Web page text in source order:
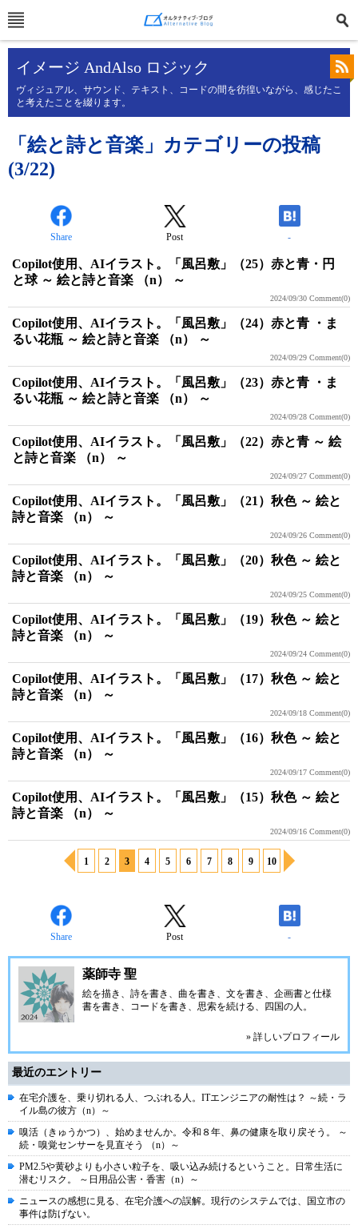
イメージ AndAlso ロジック
ヴィジュアル、サウンド、テキスト、コードの間を彷徨いながら、感じたこ
と考えたことを綴ります。
「絵と詩と音楽」カテゴリーの投稿
(3/22)
Share Post -
Copilot使用、AIイラスト。「風呂敷」（25）赤と青・円
と球 ～ 絵と詩と音楽 （n） ～
2024/09/30 Comment(0)
Copilot使用、AIイラスト。「風呂敷」（24）赤と青 ・ま
るい花瓶 ～ 絵と詩と音楽 （n） ～
2024/09/29 Comment(0)
Copilot使用、AIイラスト。「風呂敷」（23）赤と青 ・ま
るい花瓶 ～ 絵と詩と音楽 （n） ～
2024/09/28 Comment(0)
Copilot使用、AIイラスト。「風呂敷」（22）赤と青 ～ 絵
と詩と音楽 （n） ～
2024/09/27 Comment(0)
Copilot使用、AIイラスト。「風呂敷」（21）秋色 ～ 絵と
詩と音楽 （n） ～
2024/09/26 Comment(0)
Copilot使用、AIイラスト。「風呂敷」（20）秋色 ～ 絵と
詩と音楽 （n） ～
2024/09/25 Comment(0)
Copilot使用、AIイラスト。「風呂敷」（19）秋色 ～ 絵と
詩と音楽 （n） ～
2024/09/24 Comment(0)
Copilot使用、AIイラスト。「風呂敷」（17）秋色 ～ 絵と
詩と音楽 （n） ～
2024/09/18 Comment(0)
Copilot使用、AIイラスト。「風呂敷」（16）秋色 ～ 絵と
詩と音楽 （n） ～
2024/09/17 Comment(0)
Copilot使用、AIイラスト。「風呂敷」（15）秋色 ～ 絵と
詩と音楽 （n） ～
2024/09/16 Comment(0)
1 2 3 4 5 6 7 8 9 10
Share Post -
薬師寺 聖
絵を描き、詩を書き、曲を書き、文を書き、企画書と仕様
書を書き、コードを書き、思索を続ける、四国の人。
» 詳しいプロフィール
最近のエントリー
在宅介護を、乗り切れる人、つぶれる人。ITエンジニアの耐性は？ ～続・ラ
イル島の彼方（n）～
嗅活（きゅうかつ）、始めませんか。令和８年、鼻の健康を取り戻そう。 ～
続・嗅覚センサーを見直そう （n）～
PM2.5や黄砂よりも小さい粒子を、吸い込み続けるということ。日常生活に
潜むリスク。 ～日用品公害・香害（n）～
ニュースの感想に見る、在宅介護への誤解。現行のシステムでは、国立市の
事件は防げない。